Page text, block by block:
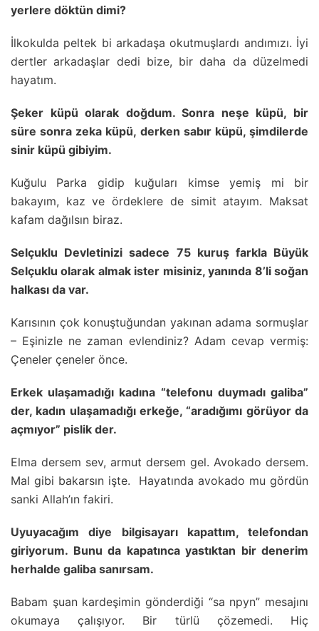
yerlere döktün dimi?
İlkokulda peltek bi arkadaşa okutmuşlardı andımızı. İyi
dertler arkadaşlar dedi bize, bir daha da düzelmedi
hayatım.
Şeker küpü olarak doğdum. Sonra neşe küpü, bir
süre sonra zeka küpü, derken sabır küpü, şimdilerde
sinir küpü gibiyim.
Kuğulu Parka gidip kuğuları kimse yemiş mi bir
bakayım, kaz ve ördeklere de simit atayım. Maksat
kafam dağılsın biraz.
Selçuklu Devletinizi sadece 75 kuruş farkla Büyük
Selçuklu olarak almak ister misiniz, yanında 8’li soğan
halkası da var.
Karısının çok konuştuğundan yakınan adama sormuşlar
– Eşinizle ne zaman evlendiniz? Adam cevap vermiş:
Çeneler çeneler önce.
Erkek ulaşamadığı kadına “telefonu duymadı galiba”
der, kadın ulaşamadığı erkeğe, “aradığımı görüyor da
açmıyor” pislik der.
Elma dersem sev, armut dersem gel. Avokado dersem.
Mal gibi bakarsın işte. Hayatında avokado mu gördün
sanki Allah’ın fakiri.
Uyuyacağım diye bilgisayarı kapattım, telefondan
giriyorum. Bunu da kapatınca yastıktan bir denerim
herhalde galiba sanırsam.
Babam şuan kardeşimin gönderdiği “sa npyn” mesajını
okumaya çalışıyor. Bir türlü çözemedi. Hiç